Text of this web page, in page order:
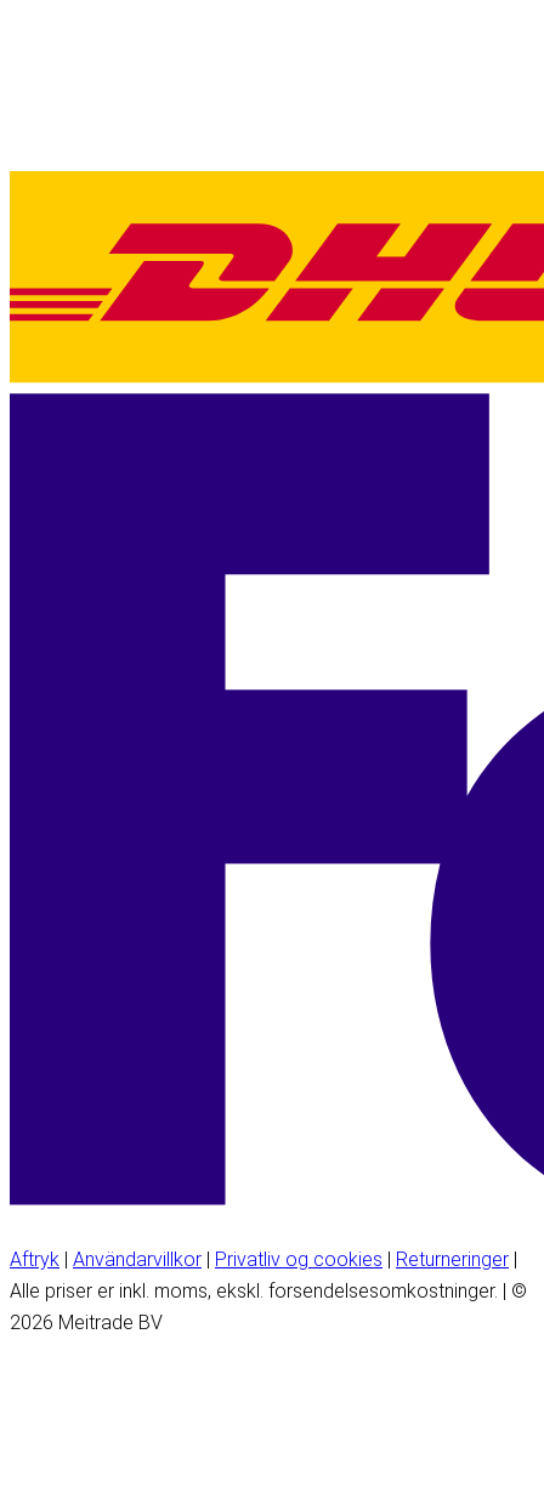
Aftryk | Användarvillkor | Privatliv og cookies | Returneringer |
Alle priser er inkl. moms, ekskl. forsendelsesomkostninger. | ©
2026 Meitrade BV